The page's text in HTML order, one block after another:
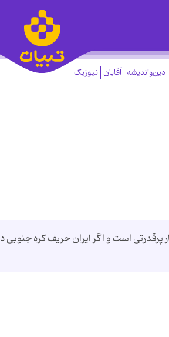
دین‌واندیشه آقایان نیوزیک
پرقدرتی است و اگر ایران حریف كره جنوبی